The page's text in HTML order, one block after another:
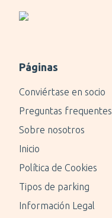
Páginas
Conviértase en socio
Preguntas frequentes
Sobre nosotros
Inicio
Política de Cookies
Tipos de parking
Información Legal